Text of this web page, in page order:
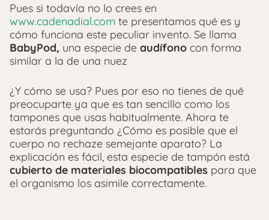
Pues si todavía no lo crees en
www.cadenadial.com te presentamos qué es y
cómo funciona este peculiar invento. Se llama
BabyPod, una especie de audífono con forma
similar a la de una nuez
¿Y cómo se usa? Pues por eso no tienes de qué
preocuparte ya que es tan sencillo como los
tampones que usas habitualmente. Ahora te
estarás preguntando ¿Cómo es posible que el
cuerpo no rechaze semejante aparato? La
explicación es fácil, esta especie de tampón está
cubierto de materiales biocompatibles para que
el organismo los asimile correctamente.